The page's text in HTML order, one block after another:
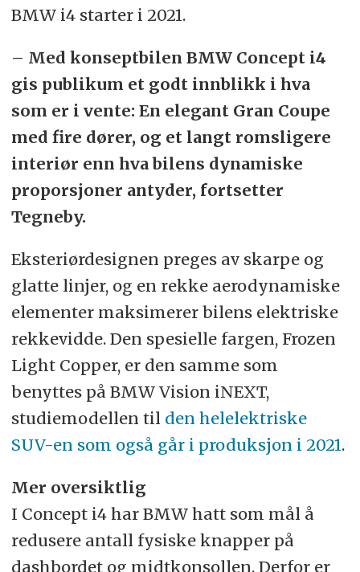
BMW i4 starter i 2021.
– Med konseptbilen BMW Concept i4
gis publikum et godt innblikk i hva
som er i vente: En elegant Gran Coupe
med fire dører, og et langt romsligere
interiør enn hva bilens dynamiske
proporsjoner antyder, fortsetter
Tegneby.
Eksteriørdesignen preges av skarpe og
glatte linjer, og en rekke aerodynamiske
elementer maksimerer bilens elektriske
rekkevidde. Den spesielle fargen, Frozen
Light Copper, er den samme som
benyttes på BMW Vision iNEXT,
studiemodellen til den helelektriske
SUV-en som også går i produksjon i 2021.
Mer oversiktlig
I Concept i4 har BMW hatt som mål å
redusere antall fysiske knapper på
dashbordet og midtkonsollen. Derfor er